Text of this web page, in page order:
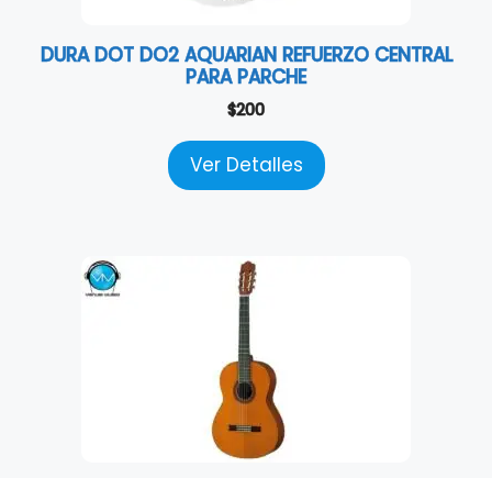
DURA DOT DO2 AQUARIAN REFUERZO CENTRAL
PARA PARCHE
$200
Ver Detalles